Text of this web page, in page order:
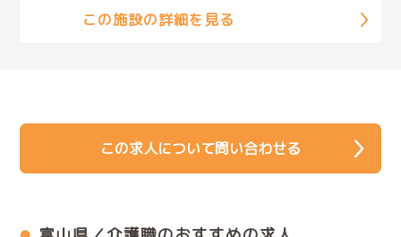
この施設の詳細を見る
この求人について問い合わせる